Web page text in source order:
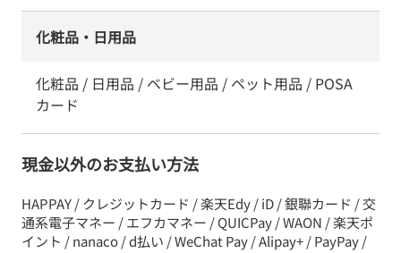
化粧品・日用品
化粧品 / 日用品 / ベビー用品 / ペット用品 / POSA
カード
現金以外のお支払い方法
HAPPAY / クレジットカード / 楽天Edy / iD / 銀聯カード / 交
通系電子マネー / エフカマネー / QUICPay / WAON / 楽天ポ
イント / nanaco / d払い / WeChat Pay / Alipay+ / PayPay /